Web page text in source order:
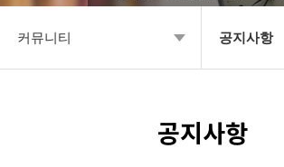
커뮤니티 공지사항
Q&A
영상갤러리
공지사항